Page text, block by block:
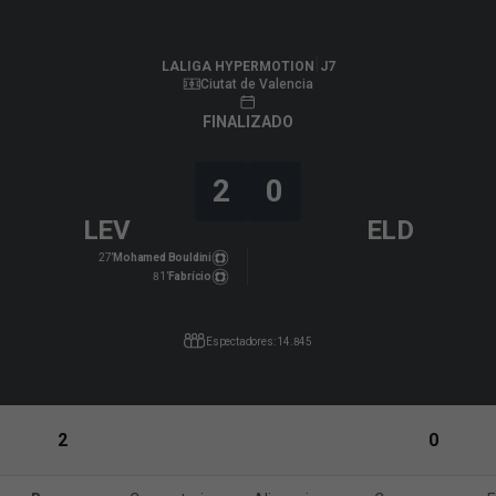
LALIGA HYPERMOTION J7
Ciutat de Valencia
FINALIZADO
LEV
2 0
ELD
27’Mohamed Bouldini
81’Fabrício
Espectadores: 14.845
2 0